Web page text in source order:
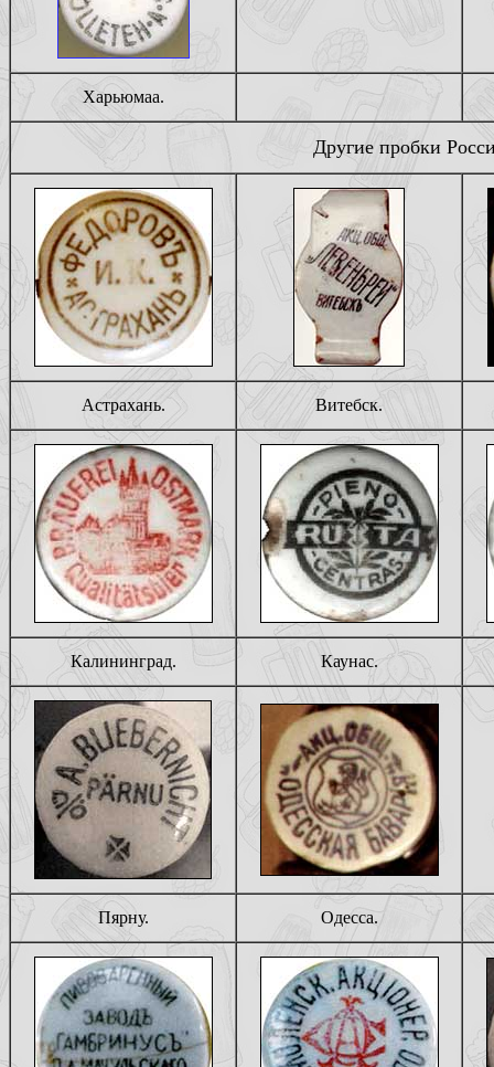
Харьюмаа.
Другие пробки
Астрахань. Витебск.
Калининград. Каунас.
Пярну. Одесса.